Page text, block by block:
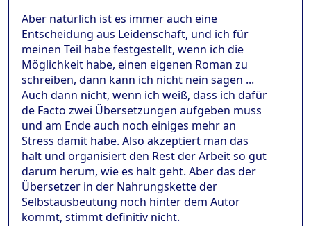
Aber natürlich ist es immer auch eine
Entscheidung aus Leidenschaft, und ich für
meinen Teil habe festgestellt, wenn ich die
Möglichkeit habe, einen eigenen Roman zu
schreiben, dann kann ich nicht nein sagen ...
Auch dann nicht, wenn ich weiß, dass ich dafür
de Facto zwei Übersetzungen aufgeben muss
und am Ende auch noch einiges mehr an
Stress damit habe. Also akzeptiert man das
halt und organisiert den Rest der Arbeit so gut
darum herum, wie es halt geht. Aber das der
Übersetzer in der Nahrungskette der
Selbstausbeutung noch hinter dem Autor
kommt, stimmt definitiv nicht.